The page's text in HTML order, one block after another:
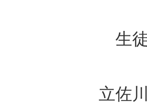
生
立佐